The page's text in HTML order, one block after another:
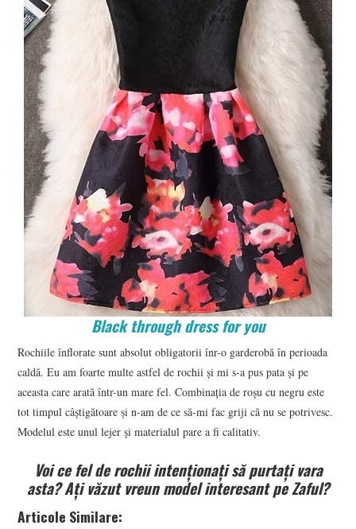
Black through dress for you
Rochiile înflorate sunt absolut obligatorii înr-o garderobă în perioada
caldă. Eu am foarte multe astfel de rochii și mi s-a pus pata și pe
aceasta care arată într-un mare fel. Combinația de roșu cu negru este
tot timpul câștigătoare și n-am de ce să-mi fac griji că nu se potrivesc.
Modelul este unul lejer și materialul pare a fi calitativ.
Voi ce fel de rochii intenționați să purtați vara
asta? Ați văzut vreun model interesant pe Zaful?
Articole Similare: